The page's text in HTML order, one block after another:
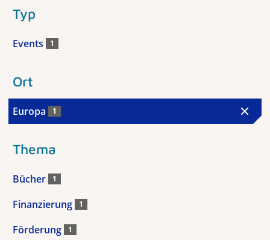
Typ
Events 1
Ort
Europa 1
Thema
Bücher 1
Finanzierung 1
Förderung 1